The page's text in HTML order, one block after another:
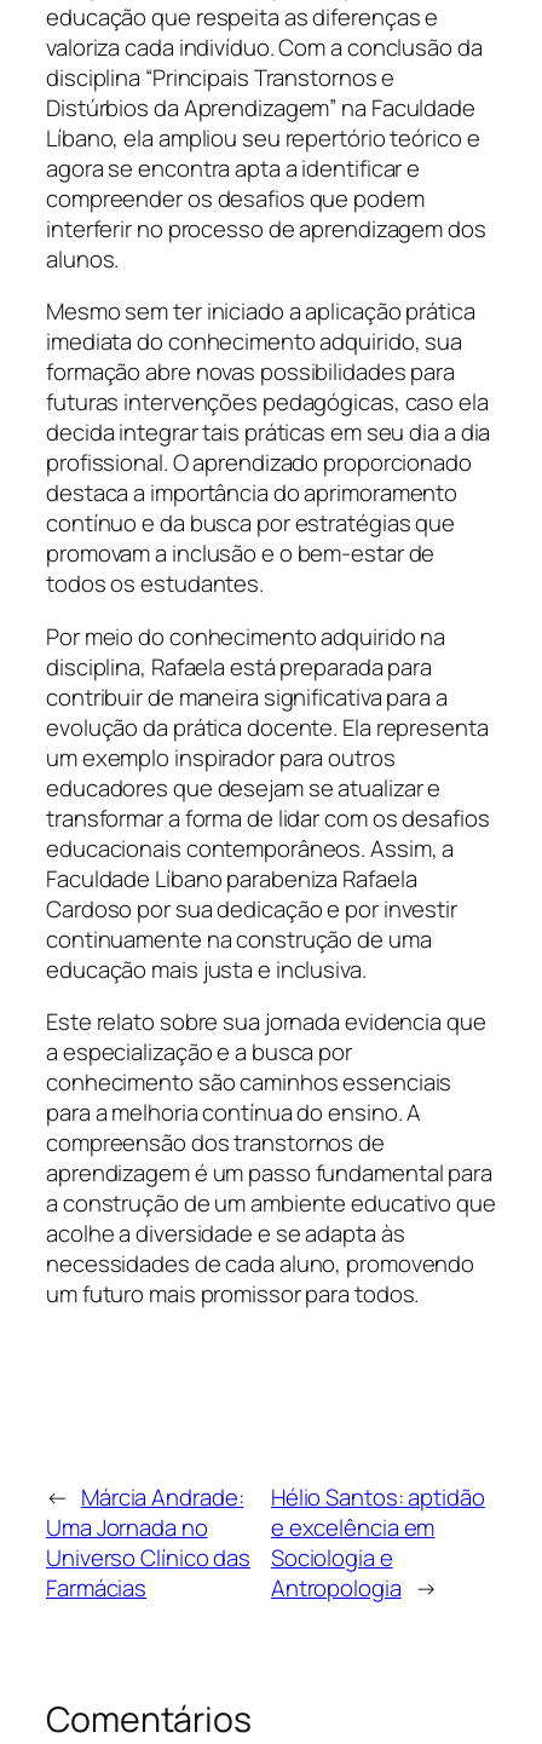
educação que respeita as diferenças e
valoriza cada indivíduo. Com a conclusão da
disciplina “Principais Transtornos e
Distúrbios da Aprendizagem” na Faculdade
Líbano, ela ampliou seu repertório teórico e
agora se encontra apta a identificar e
compreender os desafios que podem
interferir no processo de aprendizagem dos
alunos.
Mesmo sem ter iniciado a aplicação prática
imediata do conhecimento adquirido, sua
formação abre novas possibilidades para
futuras intervenções pedagógicas, caso ela
decida integrar tais práticas em seu dia a dia
profissional. O aprendizado proporcionado
destaca a importância do aprimoramento
contínuo e da busca por estratégias que
promovam a inclusão e o bem-estar de
todos os estudantes.
Por meio do conhecimento adquirido na
disciplina, Rafaela está preparada para
contribuir de maneira significativa para a
evolução da prática docente. Ela representa
um exemplo inspirador para outros
educadores que desejam se atualizar e
transformar a forma de lidar com os desafios
educacionais contemporâneos. Assim, a
Faculdade Líbano parabeniza Rafaela
Cardoso por sua dedicação e por investir
continuamente na construção de uma
educação mais justa e inclusiva.
Este relato sobre sua jornada evidencia que
a especialização e a busca por
conhecimento são caminhos essenciais
para a melhoria contínua do ensino. A
compreensão dos transtornos de
aprendizagem é um passo fundamental para
a construção de um ambiente educativo que
acolhe a diversidade e se adapta às
necessidades de cada aluno, promovendo
um futuro mais promissor para todos.
← Márcia Andrade:
Uma Jornada no
Universo Clínico das
Farmácias
Hélio Santos: aptidão
e excelência em
Sociologia e
Antropologia →
Comentários